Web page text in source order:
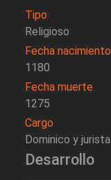
Tipo
Religioso
Fecha nacimiento
1180
Fecha muerte
1275
Cargo
Dominico y jurista
Desarrollo